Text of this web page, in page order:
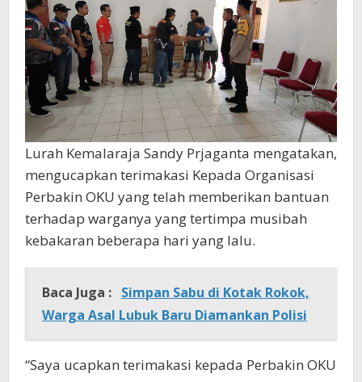
Lurah Kemalaraja Sandy Prjaganta mengatakan,
mengucapkan terimakasi Kepada Organisasi
Perbakin OKU yang telah memberikan bantuan
terhadap warganya yang tertimpa musibah
kebakaran beberapa hari yang lalu.
Baca Juga : Simpan Sabu di Kotak Rokok,
Warga Asal Lubuk Baru Diamankan Polisi
“Saya ucapkan terimakasi kepada Perbakin OKU